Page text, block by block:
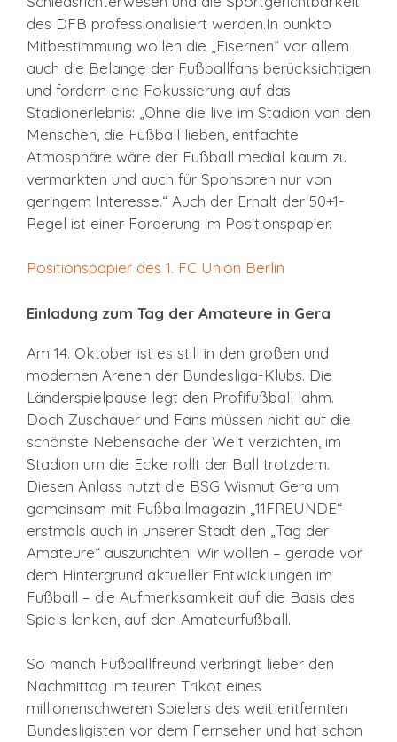
des DFB professionalisiert werden.In punkto
Mitbestimmung wollen die „Eisernen“ vor allem
auch die Belange der Fußballfans berücksichtigen
und fordern eine Fokussierung auf das
Stadionerlebnis: „Ohne die live im Stadion von den
Menschen, die Fußball lieben, entfachte
Atmosphäre wäre der Fußball medial kaum zu
vermarkten und auch für Sponsoren nur von
geringem Interesse.“ Auch der Erhalt der 50+1-
Regel ist einer Forderung im Positionspapier.
Positionspapier des 1. FC Union Berlin
Einladung zum Tag der Amateure in Gera
Am 14. Oktober ist es still in den großen und
modernen Arenen der Bundesliga-Klubs. Die
Länderspielpause legt den Profifußball lahm.
Doch Zuschauer und Fans müssen nicht auf die
schönste Nebensache der Welt verzichten, im
Stadion um die Ecke rollt der Ball trotzdem.
Diesen Anlass nutzt die BSG Wismut Gera um
gemeinsam mit Fußballmagazin „11FREUNDE“
erstmals auch in unserer Stadt den „Tag der
Amateure“ auszurichten. Wir wollen – gerade vor
dem Hintergrund aktueller Entwicklungen im
Fußball – die Aufmerksamkeit auf die Basis des
Spiels lenken, auf den Amateurfußball.
So manch Fußballfreund verbringt lieber den
Nachmittag im teuren Trikot eines
millionenschweren Spielers des weit entfernten
Bundesligisten vor dem Fernseher und hat schon